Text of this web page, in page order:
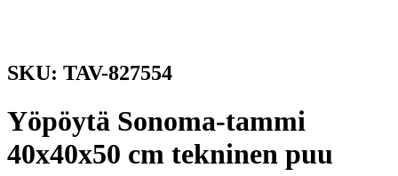
SKU: TAV-827554
Yöpöytä Sonoma-tammi
40x40x50 cm tekninen puu